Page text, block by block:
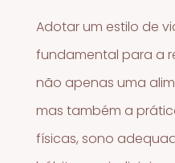
Adotar um estilo de
fundamental para a
não apenas uma
mas também a
físicas, sono